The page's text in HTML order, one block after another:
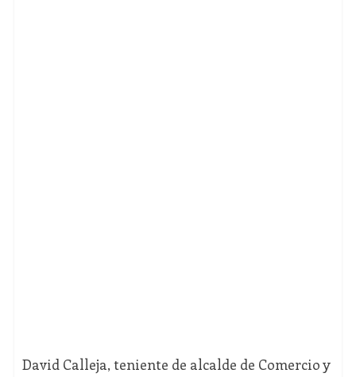
David Calleja, teniente de alcalde de Comercio y